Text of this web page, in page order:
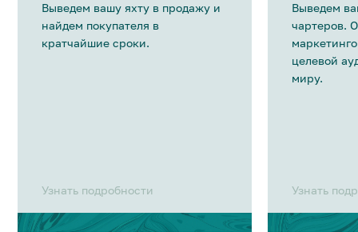
Выведем вашу яхту в продажу и
найдем покупателя в
кратчайшие сроки.
Узнать подробности
Выведем
чартеров.
целевой
миру.
Узнать